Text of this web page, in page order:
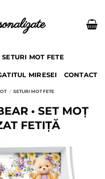
SETURI MOT FETE
MIRESEI CONTACT
/ SETURI MOT FETE
• SET MOȚ
FETIȚĂ